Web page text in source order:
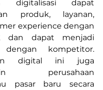
digitalisasi dapat
produk, layanan,
experience dengan
dan dapat menjadi
dengan kompetitor.
digital ini juga
perusahaan
pasar baru secara